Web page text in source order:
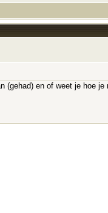
en of weet je hoe